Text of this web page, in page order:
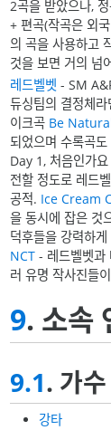
2곡을 받았으나,
+ 편곡(작곡은 외
의 곡을 사용하고
것을 보면 거의 넘
레드벨벳 - SM
듀싱팀의 결정체
이크곡 Be
되었으며 수록곡
Day 1, 처음인가
전할 정도로 레드
공적. Ice Cream
을 동시에 잡은 것
덕후들을 강력하
NCT - 레드벨벳과
러 유명 작사진들
9. 소속
9.1. 가수
강타